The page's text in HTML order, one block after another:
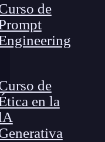
de
de
en la